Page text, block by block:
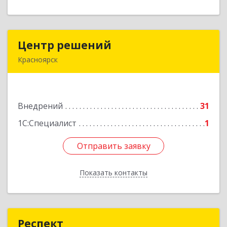
Центр решений
Красноярск
Внедрений
31
1С:Специалист
1
Отправить заявку
Показать контакты
Подробнее
Отправить заявку
Назад
Респект